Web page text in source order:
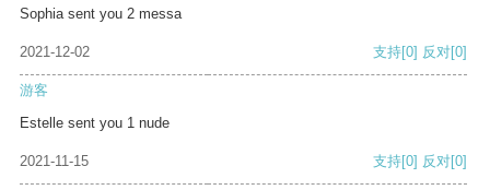
Sophia sent you 2 messa
2021-12-02 支持[0] 反对[0]
游客
Estelle sent you 1 nude
2021-11-15 支持[0] 反对[0]